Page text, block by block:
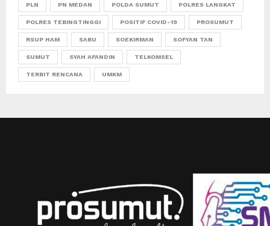
PLN PN MEDAN POLDA SUMUT POLRES LANGKAT
POLRES TEBINGTINGGI POSITIF COVID-19 PROSUMUT
RSUP HAM SABU SOEKIRMAN SOFYAN TAN
SUMUT SYAH AFANDIN TELKOMSEL
TERBIT RENCANA UMKM